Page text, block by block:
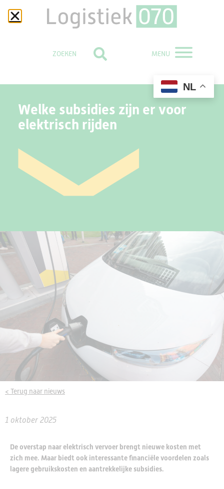
MENU
Welke subsidies zijn er voor
elektrisch rijden
< Terug naar nieuws
1 oktober 2025
De overstap naar elektrisch vervoer brengt nieuwe kosten met
zich mee. Maar biedt ook interessante financiële voordelen zoals
lagere gebruikskosten en aantrekkelijke subsidies.
NL